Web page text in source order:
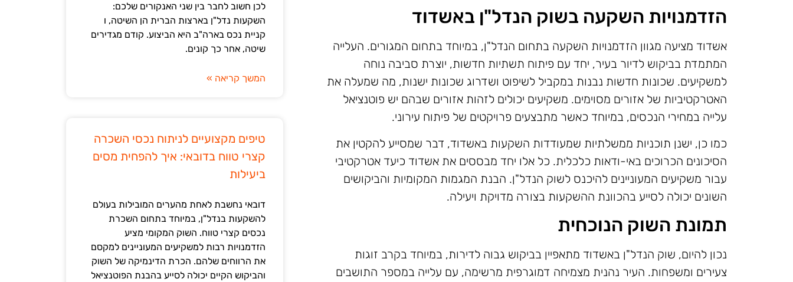
לכן חשוב לחבר בין שני האנקורים שלכם:
השקעות נדל"ן בארצות הברית הן השיטה, ו
קניית נכס בארה"ב היא הביצוע. קודם מגדירים
שיטה, אחר כך קונים.
המשך קריאה »
טיפים מקצועיים לניתוח נכסי השכרה
קצרי טווח בדובאי: איך להפחית מסים
ביעילות
דובאי נחשבת לאחת מהערים המובילות בעולם
להשקעות בנדל"ן, במיוחד בתחום השכרת
נכסים קצרי טווח. השוק המקומי מציע
הזדמנויות רבות למשקיעים המעוניינים למקסם
את הרווחים שלהם. הכרת הדינמיקה של השוק
והביקוש הקיים יכולה לסייע בהבנת הפוטנציאל
הזדמנויות השקעה בשוק הנדל"ן באשדוד
אשדוד מציעה מגוון הזדמנויות השקעה בתחום הנדל"ן, במיוחד בתחום המגורים. העלייה
המתמדת בביקוש לדיור בעיר, יחד עם פיתוח תשתיות חדשות, יוצרת סביבה נוחה
למשקיעים. שכונות חדשות נבנות במקביל לשיפוט ושדרוג שכונות ישנות, מה שמעלה את
האטרקטיביות של אזורים מסוימים. משקיעים יכולים לזהות אזורים שבהם יש פוטנציאל
עלייה במחירי הנכסים, במיוחד כאשר מתבצעים פרויקטים של פיתוח עירוני.
כמו כן, ישנן תוכניות ממשלתיות שמעודדות השקעות באשדוד, דבר שמסייע להקטין את
הסיכונים הכרוכים באי-ודאות כלכלית. כל אלו יחד מבססים את אשדוד כיעד אטרקטיבי
עבור משקיעים המעוניינים להיכנס לשוק הנדל"ן. הבנת המגמות המקומיות והביקושים
השונים יכולה לסייע בהכוונת ההשקעות בצורה מדויקת ויעילה.
תמונת השוק הנוכחית
נכון להיום, שוק הנדל"ן באשדוד מתאפיין בביקוש גבוה לדירות, במיוחד בקרב זוגות
צעירים ומשפחות. העיר נהנית מצמיחה דמוגרפית מרשימה, עם עלייה במספר התושבים